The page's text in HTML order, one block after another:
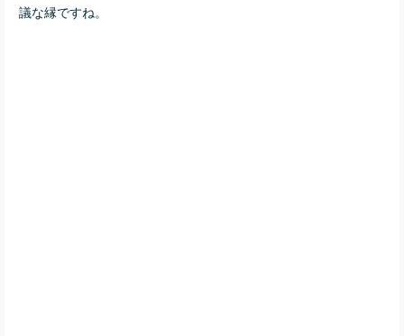
議な縁ですね。